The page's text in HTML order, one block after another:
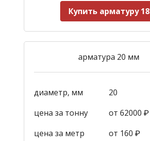
Купить арматуру 18
арматура 20 мм
диаметр, мм
20
цена за тонну
от 62000 ₽
цена за метр
от 160 ₽